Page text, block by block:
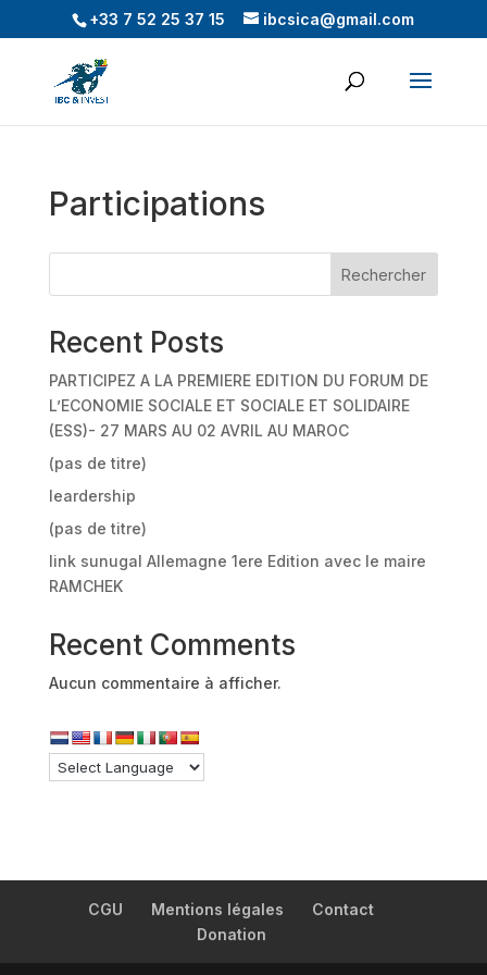
+33 7 52 25 37 15 ibcsica@gmail.com
Participations
Rechercher
Recent Posts
PARTICIPEZ A LA PREMIERE EDITION DU FORUM DE
L’ECONOMIE SOCIALE ET SOCIALE ET SOLIDAIRE
(ESS)- 27 MARS AU 02 AVRIL AU MAROC
(pas de titre)
leardership
(pas de titre)
link sunugal Allemagne 1ere Edition avec le maire
RAMCHEK
Recent Comments
Aucun commentaire à afficher.
CGU Mentions légales
Contact
Donation